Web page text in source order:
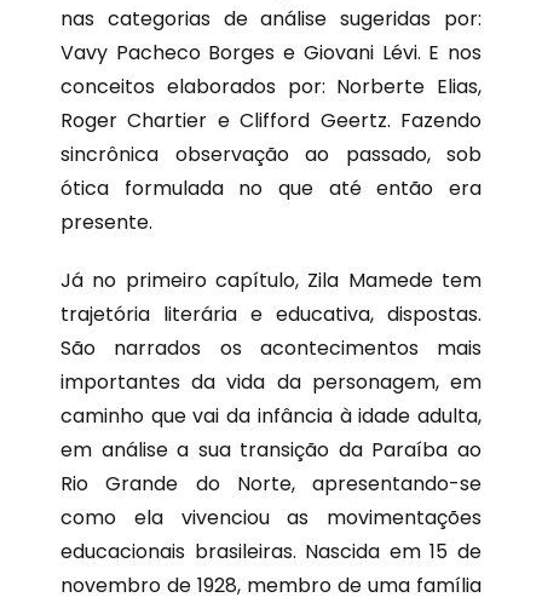
nas categorias de análise sugeridas por:
Vavy Pacheco Borges e Giovani Lévi. E nos
conceitos elaborados por: Norberte Elias,
Roger Chartier e Clifford Geertz. Fazendo
sincrônica observação ao passado, sob
ótica formulada no que até então era
presente.
Já no primeiro capítulo, Zila Mamede tem
trajetória literária e educativa, dispostas.
São narrados os acontecimentos mais
importantes da vida da personagem, em
caminho que vai da infância à idade adulta,
em análise a sua transição da Paraíba ao
Rio Grande do Norte, apresentando-se
como ela vivenciou as movimentações
educacionais brasileiras. Nascida em 15 de
novembro de 1928, membro de uma família